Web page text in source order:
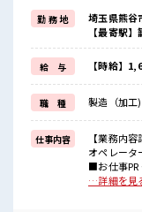
≪適度な残業でお給
残業は月20時間未満で
ほどよく稼げます♪
≪週休2日制≫
週末は家族や友人と
≪機能的な制服アリ≫
制服があるので、
毎日の服装の悩み解
≪自分に向いている
困った事などがあれ
担当がしっかりサポ
■職場の雰囲気
勤 務 地
埼玉県熊谷
【最寄駅
給 与 【時給】
職 種 製造（加工)
仕事内容
【業務内
オペレータ
■お仕事
か？ ブラ
…詳細を見